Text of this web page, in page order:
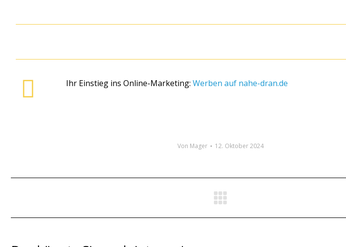
Ihr Einstieg ins Online-Marketing: Werben auf nahe-dran.de
Von Mager 12. Oktober 2024